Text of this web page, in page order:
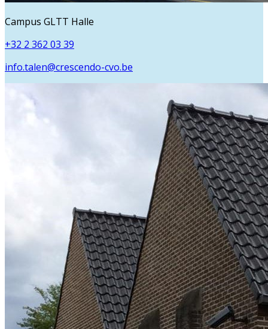
Campus GLTT Halle
+32 2 362 03 39
info.talen@crescendo-cvo.be